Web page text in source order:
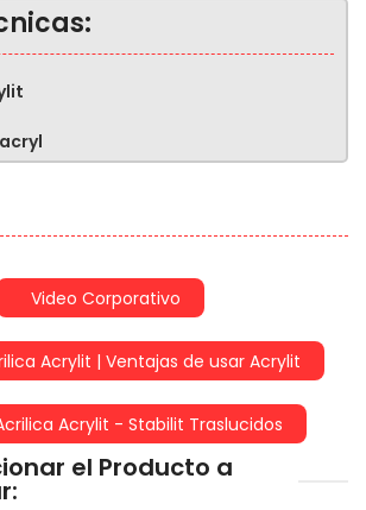
Video Corporativo
Acrylit | Ventajas de usar Acrylit
Acrylit - Stabilit Traslucidos
el Producto a